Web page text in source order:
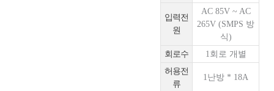
입력전
원
AC 85V ~ AC
265V (SMPS 방
식)
회로수
1회로 개별
허용전
류
1난방 * 18A